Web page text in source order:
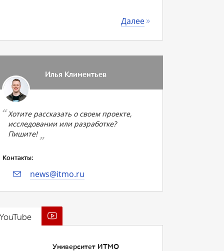
Далее
Илья Климентьев
Хотите рассказать о своем проекте,
исследовании или разработке?
Пишите!
Контакты:
news@itmo.ru
Университет ИТМО